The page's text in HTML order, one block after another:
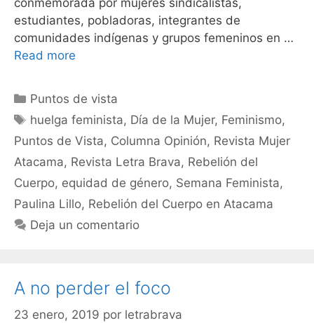
estudiantes, pobladoras, integrantes de
comunidades indígenas y grupos femeninos en …
Read more
Puntos de vista
huelga feminista, Día de la Mujer, Feminismo,
Puntos de Vista, Columna Opinión, Revista Mujer
Atacama, Revista Letra Brava, Rebelión del
Cuerpo, equidad de género, Semana Feminista,
Paulina Lillo, Rebelión del Cuerpo en Atacama
Deja un comentario
A no perder el foco
23 enero, 2019 por letrabrava